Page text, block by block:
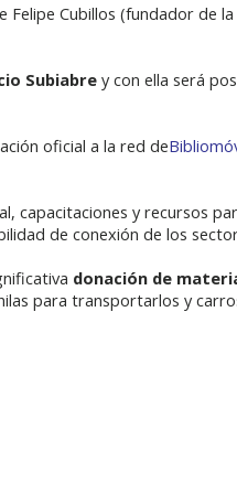
Felipe Cubillos (fundador de
Subiabre y con ella será
oficial a la red de
y recursos
de conexión de los
donación de
para transportarlos y